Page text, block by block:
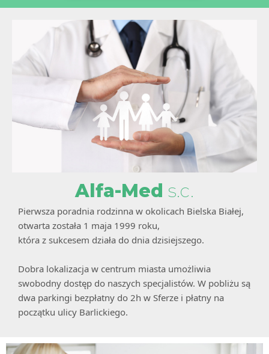
Alfa-Med s.c.
Pierwsza poradnia rodzinna w okolicach Bielska Białej,
otwarta została 1 maja 1999 roku,
która z sukcesem działa do dnia dzisiejszego.
Dobra lokalizacja w centrum miasta umożliwia
swobodny dostęp do naszych specjalistów. W pobliżu są
dwa parkingi bezpłatny do 2h w Sferze i płatny na
początku ulicy Barlickiego.